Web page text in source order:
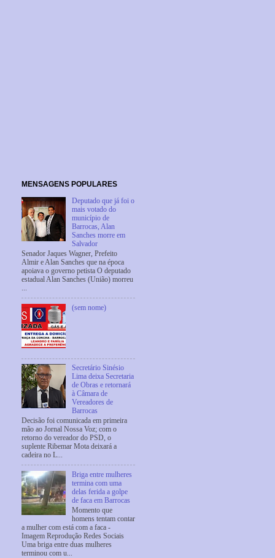
MENSAGENS POPULARES
Deputado que já foi o
mais votado do
município de
Barrocas, Alan
Sanches morre em
Salvador
Senador Jaques Wagner, Prefeito
Almir e Alan Sanches que na época
apoiava o governo petista O deputado
estadual Alan Sanches (União) morreu
...
(sem nome)
Secretário Sinésio
Lima deixa Secretaria
de Obras e retornará
à Câmara de
Vereadores de
Barrocas
Decisão foi comunicada em primeira
mão ao Jornal Nossa Voz; com o
retorno do vereador do PSD, o
suplente Ribemar Mota deixará a
cadeira no L...
Briga entre mulheres
termina com uma
delas ferida a golpe
de faca em Barrocas
Momento que
homens tentam contar
a mulher com está com a faca -
Imagem Reprodução Redes Sociais
Uma briga entre duas mulheres
terminou com u...